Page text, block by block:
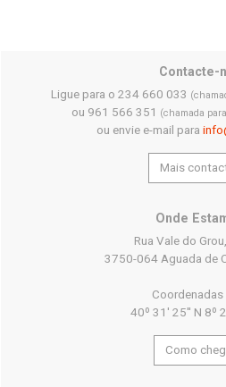
Contacte-
Ligue para o 234 660 033
ou 961 566 351 (chamada
ou envie e-mail para
Mais
Onde
Rua Vale do
3750-064 Aguada de
Coordenadas
40º 31' 25'' N 8º
Como